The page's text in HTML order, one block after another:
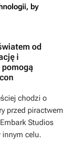
by
od
i
pomogą
chodzi o
przed piractwem
Studios
innym celu.